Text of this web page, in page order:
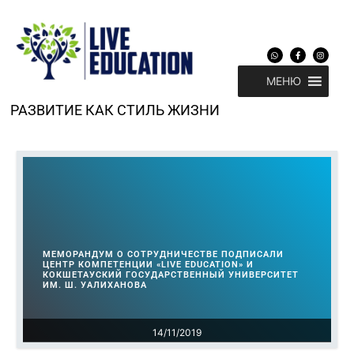
содержимому
РАЗВИТИЕ КАК СТИЛЬ ЖИЗНИ
W
h
a
s
a
p
F
a
c
b
o
o
I
n
s
a
g
r
МЕНЮ
14/11/2019
МЕМОРАНДУМ О СОТРУДНИЧЕСТВЕ ПОДПИСАЛИ
ЦЕНТР КОМПЕТЕНЦИИ «LIVE EDUCATION» И
КОКШЕТАУСКИЙ ГОСУДАРСТВЕННЫЙ УНИВЕРСИТЕТ
ИМ. Ш. УАЛИХАНОВА